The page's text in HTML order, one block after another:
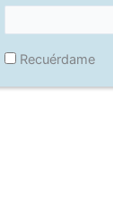
Recuérdame